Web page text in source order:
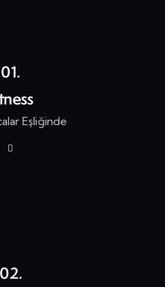
01.
Eşliğinde
02.